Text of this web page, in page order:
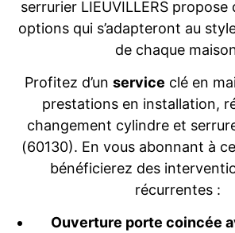
serrurier LIEUVILLERS
options qui s’adapteront au
de chaque
Profitez d’un service clé en
prestations en installation,
changement cylindre et
(60130). En vous abonnant à
bénéficierez des
récurrentes :
Ouverture porte coincée